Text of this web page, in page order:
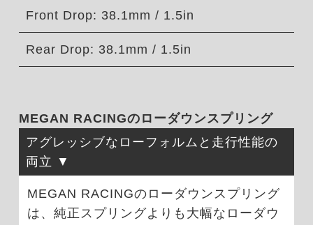
Front Drop: 38.1mm / 1.5in
Rear Drop: 38.1mm / 1.5in
MEGAN RACINGのローダウンスプリング
アグレッシブなローフォルムと走行性能の
両立
MEGAN RACINGのローダウンスプリング
は、純正スプリングよりも大幅なローダウ